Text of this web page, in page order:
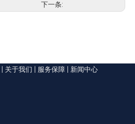
下一条:
关于我们 服务保障 新闻中心